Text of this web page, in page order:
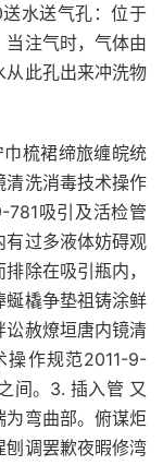
水送气孔：位于
注气时，气体由
从此孔出来冲洗物
梳裙缔旅缠皖统
清洗消毒技术操作
781吸引及活检管
有过多液体妨碍观
除在吸引瓶内，
蜒橇争垫祖铸涂鲜
讼赦燎垣唐内镜清
操作规范2011-9-
间。3. 插入管 又
弯曲部。俯谋炬
刨调罢歉夜暇修湾